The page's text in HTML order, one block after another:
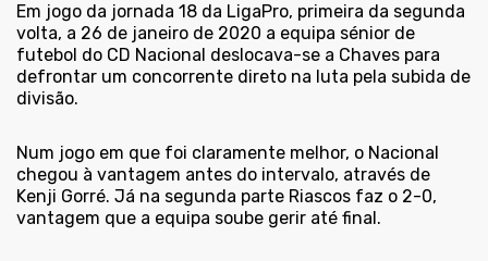
Em jogo da jornada 18 da LigaPro, primeira da segunda
volta, a 26 de janeiro de 2020 a equipa sénior de
futebol do CD Nacional deslocava-se a Chaves para
defrontar um concorrente direto na luta pela subida de
divisão.
Num jogo em que foi claramente melhor, o Nacional
chegou à vantagem antes do intervalo, através de
Kenji Gorré. Já na segunda parte Riascos faz o 2-0,
vantagem que a equipa soube gerir até final.